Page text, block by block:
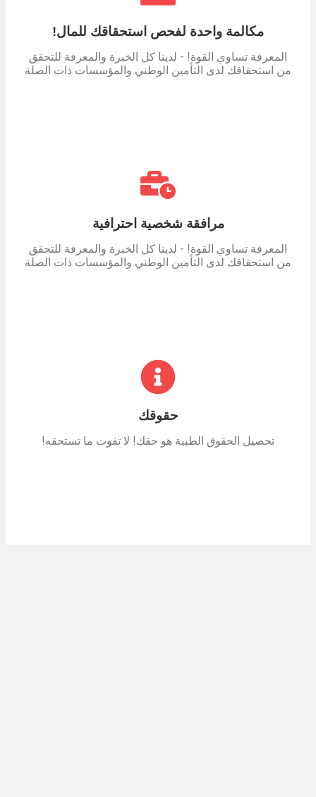
مكالمة واحدة لفحص استحقاقك للمال!
المعرفة تساوي القوة! - لدينا كل الخبرة والمعرفة للتحقق
من استحقاقك لدى التأمين الوطني والمؤسسات ذات الصلة
مرافقة شخصية احترافية
المعرفة تساوي القوة! - لدينا كل الخبرة والمعرفة للتحقق
من استحقاقك لدى التأمين الوطني والمؤسسات ذات الصلة
حقوقك
تحصيل الحقوق الطبية هو حقك! لا تفوت ما تستحقه!